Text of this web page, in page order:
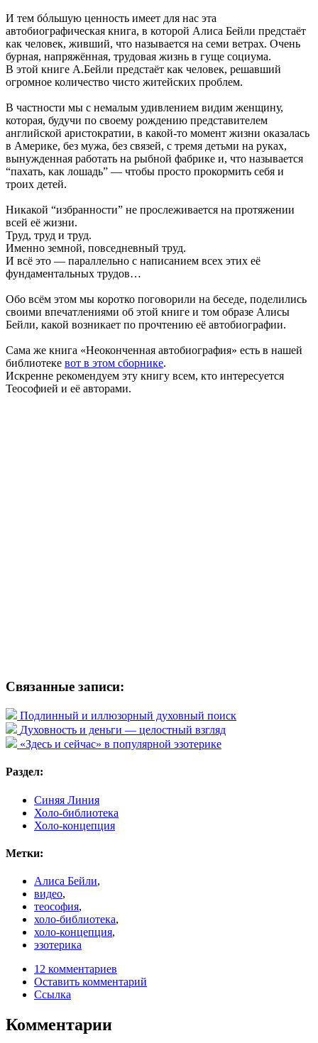
И тем бóльшую ценность имеет для нас эта
автобиографическая книга, в которой Алиса Бейли предстаёт
как человек, живший, что называется на семи ветрах. Очень
бурная, напряжённая, трудовая жизнь в гуще социума.
В этой книге А.Бейли предстаёт как человек, решавший
огромное количество чисто житейских проблем.
В частности мы с немалым удивлением видим женщину,
которая, будучи по своему рождению представителем
английской аристократии, в какой-то момент жизни оказалась
в Америке, без мужа, без связей, с тремя детьми на руках,
вынужденная работать на рыбной фабрике и, что называется
“пахать, как лошадь” — чтобы просто прокормить себя и
троих детей.
Никакой “избранности” не прослеживается на протяжении
всей её жизни.
Труд, труд и труд.
Именно земной, повседневный труд.
И всё это — параллельно с написанием всех этих её
фундаментальных трудов…
Обо всём этом мы коротко поговорили на беседе, поделились
своими впечатлениями об этой книге и том образе Алисы
Бейли, какой возникает по прочтению её автобиографии.
Сама же книга «Неоконченная автобиография» есть в нашей
библиотеке вот в этом сборнике.
Искренне рекомендуем эту книгу всем, кто интересуется
Теософией и её авторами.
Связанные записи:
Подлинный и иллюзорный духовный поиск
Духовность и деньги — целостный взгляд
«Здесь и сейчас» в популярной эзотерике
Раздел:
Синяя Линия
Холо-библиотека
Холо-концепция
Метки:
Алиса Бейли,
видео,
теософия,
холо-библиотека,
холо-концепция,
эзотерика
12 комментариев
Оставить комментарий
Ссылка
Комментарии